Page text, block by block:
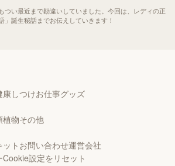
つい最近まで勘違いしていました。今回は、レディの正
」誕生秘話までお伝えしていきます！
康しつけお仕事グッズ
植物その他
トお問い合わせ運営会社
Cookie設定をリセット